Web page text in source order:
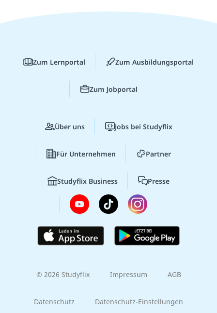
Zum Lernportal Zum Ausbildungsportal
Zum Jobportal
Über uns Jobs bei Studyflix
Für Unternehmen Partner
Studyflix Business Presse
© 2026 Studyflix Impressum AGB
Datenschutz Datenschutz-Einstellungen